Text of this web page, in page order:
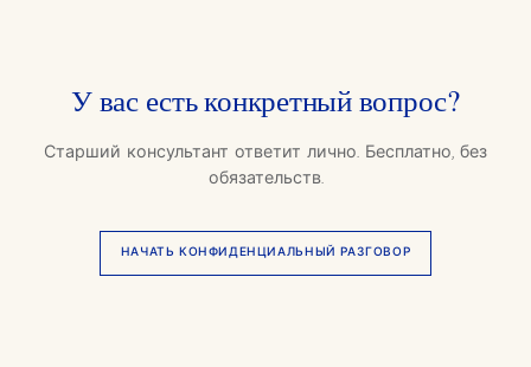
У вас есть конкретный вопрос?
Старший консультант ответит лично. Бесплатно, без
обязательств.
НАЧАТЬ КОНФИДЕНЦИАЛЬНЫЙ РАЗГОВОР